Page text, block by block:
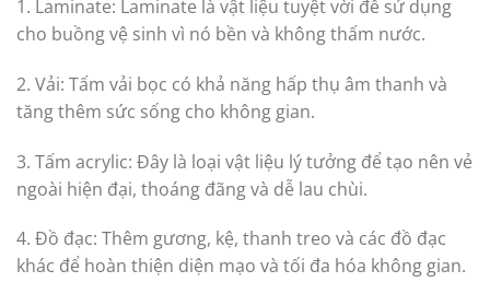
1. Laminate: Laminate là vật liệu tuyệt vời để sử dụng
cho buồng vệ sinh vì nó bền và không thấm nước.
2. Vải: Tấm vải bọc có khả năng hấp thụ âm thanh và
tăng thêm sức sống cho không gian.
3. Tấm acrylic: Đây là loại vật liệu lý tưởng để tạo nên vẻ
ngoài hiện đại, thoáng đãng và dễ lau chùi.
4. Đồ đạc: Thêm gương, kệ, thanh treo và các đồ đạc
khác để hoàn thiện diện mạo và tối đa hóa không gian.